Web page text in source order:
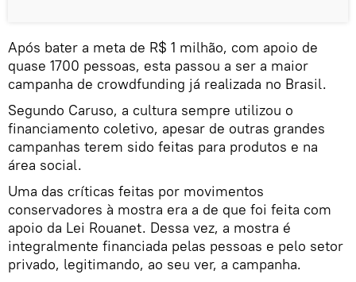
Após bater a meta de R$ 1 milhão, com apoio de
quase 1700 pessoas, esta passou a ser a maior
campanha de crowdfunding já realizada no Brasil.
Segundo Caruso, a cultura sempre utilizou o
financiamento coletivo, apesar de outras grandes
campanhas terem sido feitas para produtos e na
área social.
Uma das críticas feitas por movimentos
conservadores à mostra era a de que foi feita com
apoio da Lei Rouanet. Dessa vez, a mostra é
integralmente financiada pelas pessoas e pelo setor
privado, legitimando, ao seu ver, a campanha.